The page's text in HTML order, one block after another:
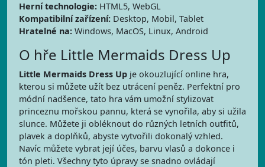
Herní technologie: HTML5, WebGL
Kompatibilní zařízení: Desktop, Mobil, Tablet
Hratelné na: Windows, MacOS, Linux, Android
O hře Little Mermaids Dress Up
Little Mermaids Dress Up je okouzlující online hra,
kterou si můžete užít bez utrácení peněz. Perfektní pro
módní nadšence, tato hra vám umožní stylizovat
princeznu mořskou pannu, která se vynořila, aby si užila
slunce. Můžete ji obléknout do různých letních outfitů,
plavek a doplňků, abyste vytvořili dokonalý vzhled.
Navíc můžete vybrat její účes, barvu vlasů a dokonce i
tón pleti. Všechny tyto úpravy se snadno ovládají